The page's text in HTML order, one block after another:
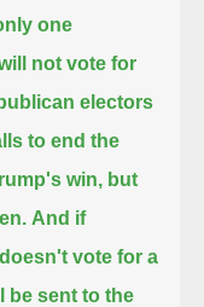
one
not vote for
electors
to end the
win, but
And if
vote for a
be sent to the